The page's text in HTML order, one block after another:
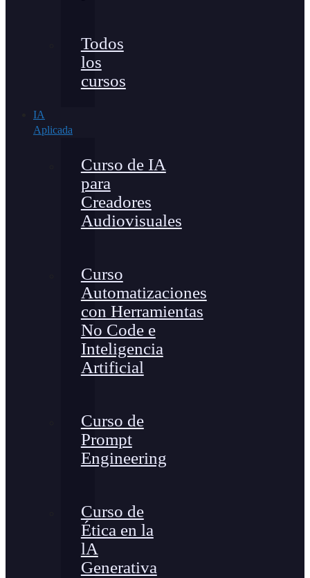
Todos
los
cursos
IA
Aplicada
Curso de IA
para
Creadores
Audiovisuales
Curso
Automatizaciones
con Herramientas
No Code e
Inteligencia
Artificial
Curso de
Prompt
Engineering
Curso de
Ética en la
lA
Generativa